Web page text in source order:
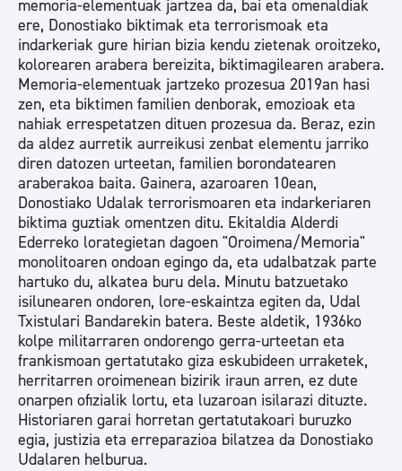
memoria-elementuak jartzea da, bai eta omenaldiak
ere, Donostiako biktimak eta terrorismoak eta
indarkeriak gure hirian bizia kendu zietenak oroitzeko,
kolorearen arabera bereizita, biktimagilearen arabera.
Memoria-elementuak jartzeko prozesua 2019an hasi
zen, eta biktimen familien denborak, emozioak eta
nahiak errespetatzen dituen prozesua da. Beraz, ezin
da aldez aurretik aurreikusi zenbat elementu jarriko
diren datozen urteetan, familien borondatearen
araberakoa baita. Gainera, azaroaren 10ean,
Donostiako Udalak terrorismoaren eta indarkeriaren
biktima guztiak omentzen ditu. Ekitaldia Alderdi
Ederreko lorategietan dagoen "Oroimena/Memoria"
monolitoaren ondoan egingo da, eta udalbatzak parte
hartuko du, alkatea buru dela. Minutu batzuetako
isilunearen ondoren, lore-eskaintza egiten da, Udal
Txistulari Bandarekin batera. Beste aldetik, 1936ko
kolpe militarraren ondorengo gerra-urteetan eta
frankismoan gertatutako giza eskubideen urraketek,
herritarren oroimenean bizirik iraun arren, ez dute
onarpen ofizialik lortu, eta luzaroan isilarazi dituzte.
Historiaren garai horretan gertatutakoari buruzko
egia, justizia eta erreparazioa bilatzea da Donostiako
Udalaren helburua.